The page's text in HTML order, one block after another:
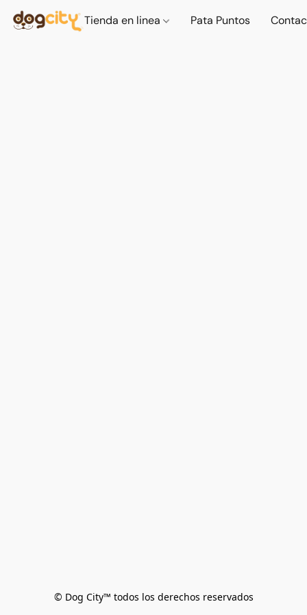
Tienda en linea Pata Puntos
© Dog City™ todos los derechos reservados